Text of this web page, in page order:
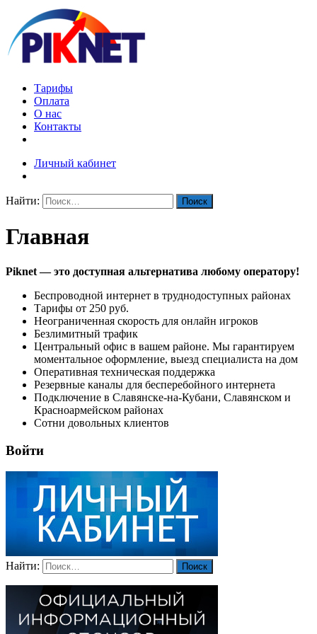
Тарифы
Оплата
О нас
Контакты
Личный кабинет
Найти:
Главная
Piknet — это доступная альтернатива любому оператору!
Беспроводной интернет в труднодоступных районах
Тарифы от 250 руб.
Неограниченная скорость для онлайн игроков
Безлимитный трафик
Центральный офис в вашем районе. Мы гарантируем
моментальное оформление, выезд специалиста на дом
Оперативная техническая поддержка
Резервные каналы для бесперебойного интернета
Подключение в Славянске-на-Кубани, Славянском и
Красноармейском районах
Сотни довольных клиентов
Войти
Найти: